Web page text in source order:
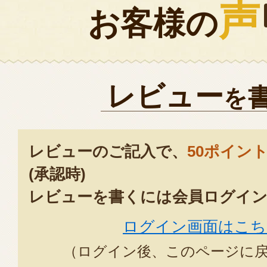
お客様の声
レビューを
レビューのご記入で、 50ポイン
(承認時)
レビューを書くには会員ログイ
ログイン画面はこ
（ログイン後、このページに